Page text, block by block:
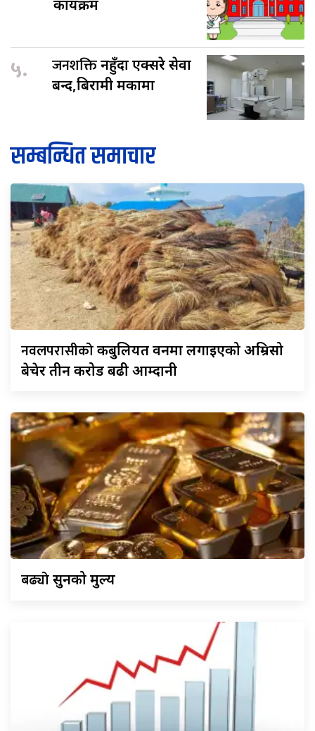
कार्यक्रम
५. जनशक्तिनहुँदा एक्सरे सेवा
बन्द,बिरामी मर्कामा
सम्बन्धित समाचार
नवलपरासीकोकबुलियत वनमा लगाइएको अम्रिसो
बेचेर तीन करोड बढी आम्दानी
बढ्योसुनको मुल्य